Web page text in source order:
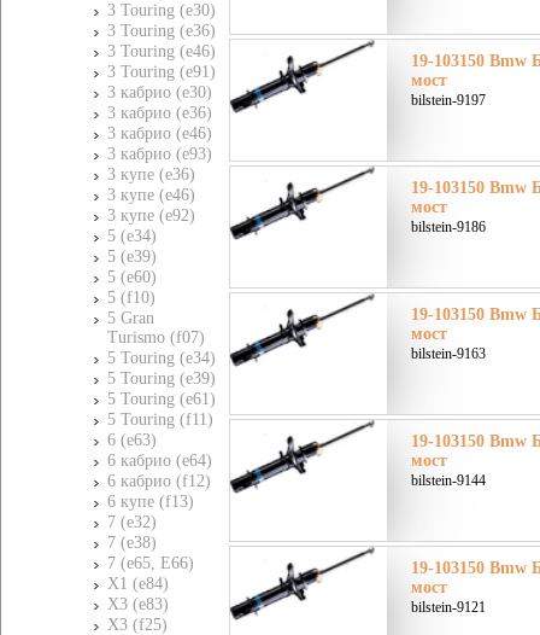
3 Touring (e30)
3 Touring (e36)
3 Touring (e46)
3 Touring (e91)
3 кабрио (e30)
3 кабрио (e36)
3 кабрио (e46)
3 кабрио (e93)
3 купе (e36)
3 купе (e46)
3 купе (e92)
5 (e34)
5 (e39)
5 (e60)
5 (f10)
5 Gran
Turismo (f07)
5 Touring (e34)
5 Touring (e39)
5 Touring (e61)
5 Touring (f11)
6 (e63)
6 кабрио (e64)
6 кабрио (f12)
6 купе (f13)
7 (e32)
7 (e38)
7 (e65, E66)
X1 (e84)
X3 (e83)
X3 (f25)
19-103150 Bmw
мост
bilstein-9197
19-103150 Bmw
мост
bilstein-9186
19-103150 Bmw
мост
bilstein-9163
19-103150 Bmw
мост
bilstein-9144
19-103150 Bmw
мост
bilstein-9121